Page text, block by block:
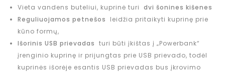
Vieta vandens buteliui, kuprinė turi dvi šonines kišenes
Reguliuojamos petnešos
leidžia pritaikyti kuprinę prie
kūno formų,
Išorinis USB prievadas turi būti įkištas į „Powerbank“
įrenginio kuprinę ir prijungtas prie USB prievado, todėl
kuprinės išorėje esantis USB prievadas bus įkrovimo